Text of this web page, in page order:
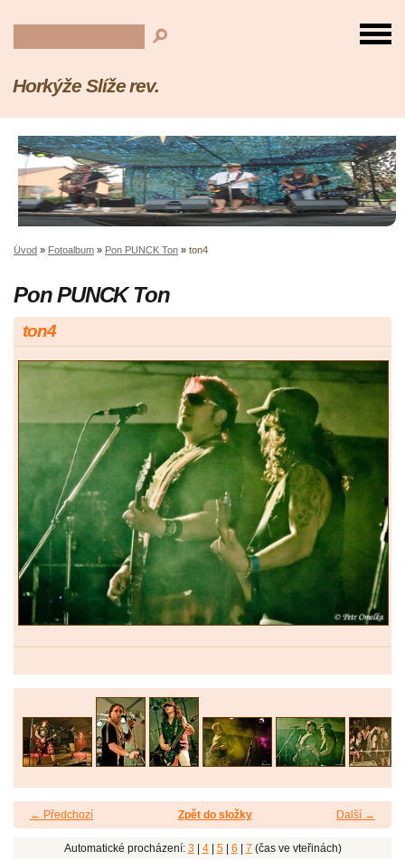
Horkýže Slíže rev.
Úvod » Fotoalbum » Pon PUNCK Ton » ton4
Pon PUNCK Ton
ton4
← Předchozí Další →
Zpět do složky
Automatické procházení: 3 4| 5| 6 7 (čas ve vteřinách)